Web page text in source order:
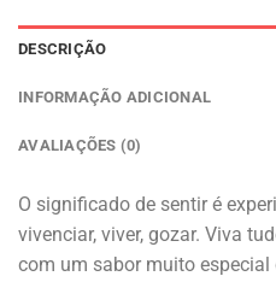
DESCRIÇÃO
INFORMAÇÃO ADICIONAL
AVALIAÇÕES (0)
O significado de sentir é
vivenciar, viver, gozar. Viva
com um sabor muito especial